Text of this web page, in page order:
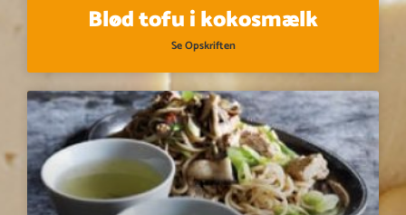
Blød tofu i kokosmælk
Se Opskriften